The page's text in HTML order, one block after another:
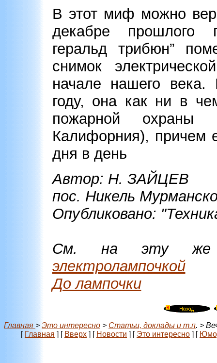
В этот миф можно
декабре прошлого
геральд трибюн”
снимок
начале нашего
году, она как ни в
пожарной охраны
Калифорния), причем
дня в день
Автор: Н. ЗАЙЦЕВ
пос. Никель
Опубликовано:
См. на эту
электролампочкой
До лампочки
Главная > Это интересно > Статьи, доклады и т.п. >
[ Главная ] [ Вверх ] [ Новости ] [ Это интересно ] [